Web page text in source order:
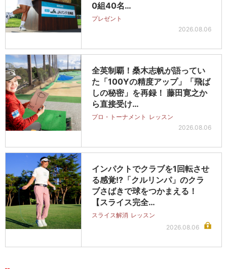
0組40名…
プレゼント
2026.08.06
全英制覇！桑木志帆が語ってい
た「100Yの精度アップ」「飛ば
しの秘密」を再録！ 藤田寛之か
ら直接受け…
プロ・トーナメント レッスン
2026.08.06
インパクトでクラブを1回転させ
る感覚!?「クルリンパ」のクラ
ブさばきで球をつかまえる！
【スライス完全…
スライス解消 レッスン
2026.08.06